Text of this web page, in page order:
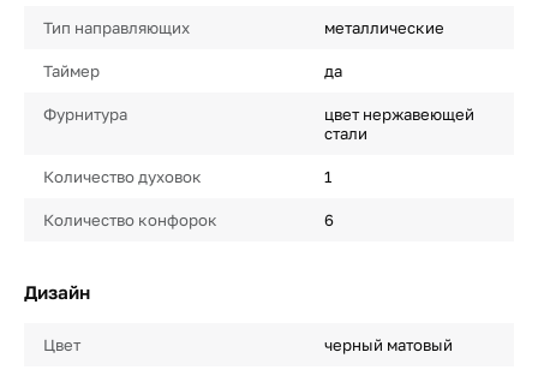
Тип направляющих металлические
Таймер да
Фурнитура
цвет нержавеющей
стали
Количество духовок 1
Количество конфорок 6
Дизайн
Цвет черный матовый